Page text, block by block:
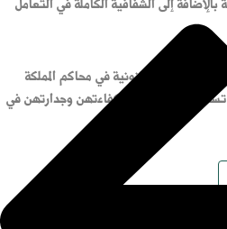
إلى الشفافية الكاملة في التعامل
من القضايا القانونية في محاكم المملكة
تساعدهن على إثبات كفاءتهن وجدارتهن في